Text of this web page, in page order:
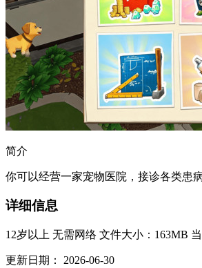
简介
你可以经营一家宠物医院，接诊各类患
详细信息
12岁以上 无需网络 文件大小：163MB
更新日期： 2026-06-30